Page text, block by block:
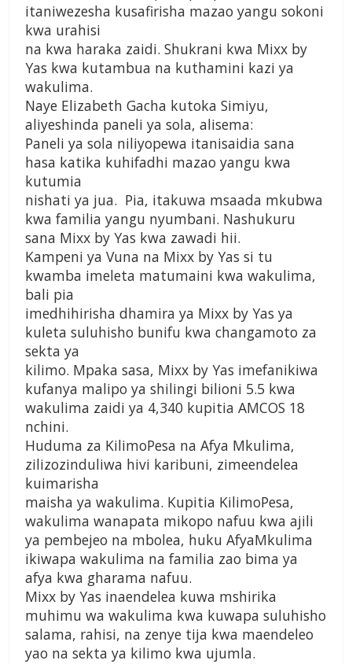
itaniwezesha kusafirisha mazao yangu sokoni
kwa urahisi
na kwa haraka zaidi. Shukrani kwa Mixx by
Yas kwa kutambua na kuthamini kazi ya
wakulima.
Naye Elizabeth Gacha kutoka Simiyu,
aliyeshinda paneli ya sola, alisema:
Paneli ya sola niliyopewa itanisaidia sana
hasa katika kuhifadhi mazao yangu kwa
kutumia
nishati ya jua. Pia, itakuwa msaada mkubwa
kwa familia yangu nyumbani. Nashukuru
sana Mixx by Yas kwa zawadi hii.
Kampeni ya Vuna na Mixx by Yas si tu
kwamba imeleta matumaini kwa wakulima,
bali pia
imedhihirisha dhamira ya Mixx by Yas ya
kuleta suluhisho bunifu kwa changamoto za
sekta ya
kilimo. Mpaka sasa, Mixx by Yas imefanikiwa
kufanya malipo ya shilingi bilioni 5.5 kwa
wakulima zaidi ya 4,340 kupitia AMCOS 18
nchini.
Huduma za KilimoPesa na Afya Mkulima,
zilizozinduliwa hivi karibuni, zimeendelea
kuimarisha
maisha ya wakulima. Kupitia KilimoPesa,
wakulima wanapata mikopo nafuu kwa ajili
ya pembejeo na mbolea, huku AfyaMkulima
ikiwapa wakulima na familia zao bima ya
afya kwa gharama nafuu.
Mixx by Yas inaendelea kuwa mshirika
muhimu wa wakulima kwa kuwapa suluhisho
salama, rahisi, na zenye tija kwa maendeleo
yao na sekta ya kilimo kwa ujumla.